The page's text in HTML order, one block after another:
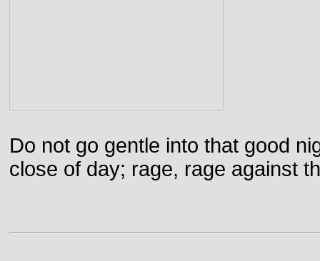
Do not go gentle into that good
close of day; rage, rage against